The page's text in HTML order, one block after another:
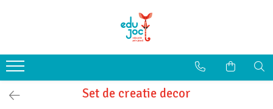
1-2 ani
3-4 ani
5-7 ani
Set de creatie decor